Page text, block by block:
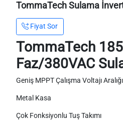
TommaTech Sulama
Fiyat Sor
TommaTech
Faz/380VAC
Geniş MPPT Çalışma Voltajı Aralığı
Metal Kasa
Çok Fonksiyonlu Tuş Takımı